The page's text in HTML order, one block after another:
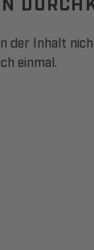
der Inhalt
einmal.